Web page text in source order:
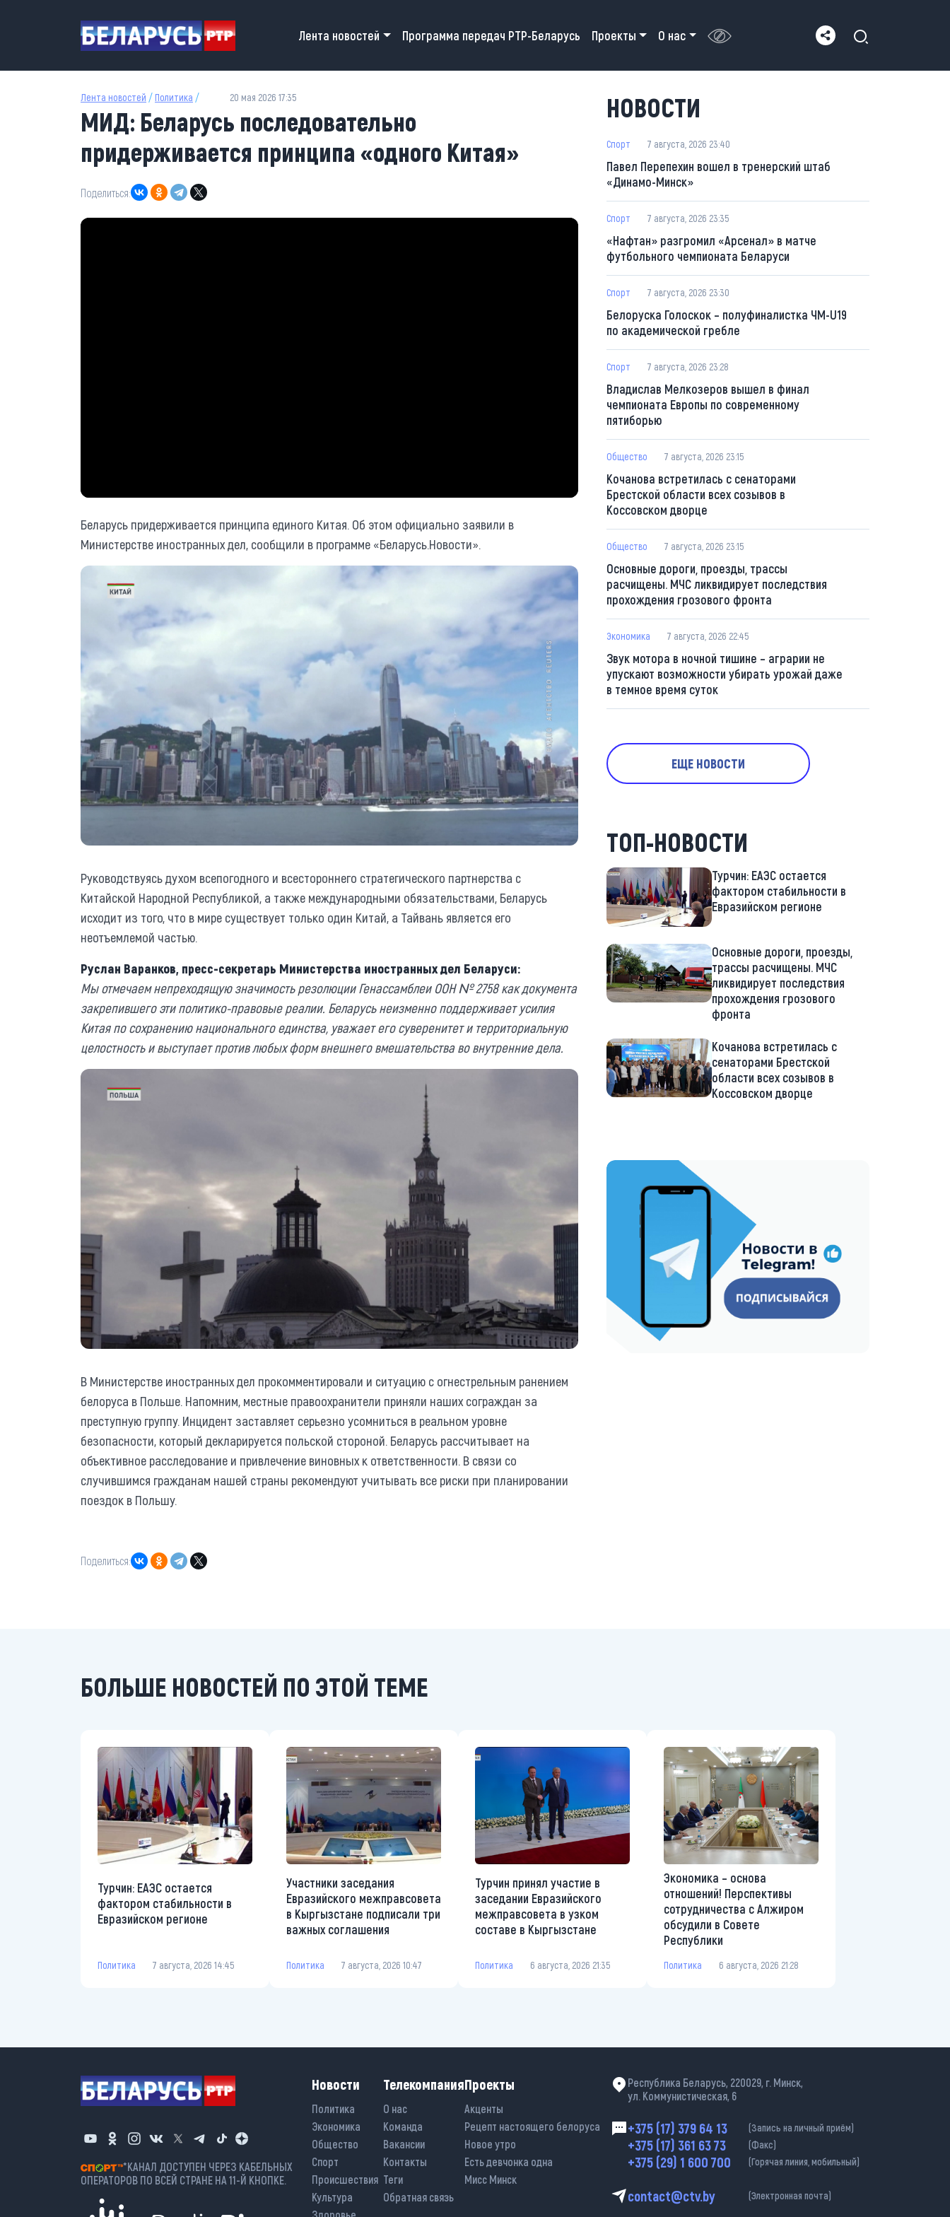
Main navigation
Лента новостей Программа передач РТР-Беларусь Проекты О нас
Лента новостей / Политика / 20 мая 2026 17:35
МИД: Беларусь последовательно
придерживается принципа «одного Китая»
Поделиться:
Беларусь придерживается принципа единого Китая. Об этом официально заявили в
Министерстве иностранных дел, сообщили в программе «Беларусь.Новости».
Руководствуясь духом всепогодного и всестороннего стратегического партнерства с
Китайской Народной Республикой, а также международными обязательствами, Беларусь
исходит из того, что в мире существует только один Китай, а Тайвань является его
неотъемлемой частью.
Руслан Варанков, пресс-секретарь Министерства иностранных дел Беларуси:
Мы отмечаем непреходящую значимость резолюции Генассамблеи ООН № 2758 как документа
закрепившего эти политико-правовые реалии. Беларусь неизменно поддерживает усилия
Китая по сохранению национального единства, уважает его суверенитет и территориальную
целостность и выступает против любых форм внешнего вмешательства во внутренние дела.
В Министерстве иностранных дел прокомментировали и ситуацию с огнестрельным ранением
белоруса в Польше. Напомним, местные правоохранители приняли наших сограждан за
преступную группу. Инцидент заставляет серьезно усомниться в реальном уровне
безопасности, который декларируется польской стороной. Беларусь рассчитывает на
объективное расследование и привлечение виновных к ответственности. В связи со
случившимся гражданам нашей страны рекомендуют учитывать все риски при планировании
поездок в Польшу.
Поделиться:
НОВОСТИ
Спорт 7 августа, 2026 23:40
Павел Перепехин вошел в тренерский штаб
«Динамо-Минск»
Спорт 7 августа, 2026 23:35
«Нафтан» разгромил «Арсенал» в матче
футбольного чемпионата Беларуси
Спорт 7 августа, 2026 23:30
Белоруска Голоскок – полуфиналистка ЧМ-U19
по академической гребле
Спорт 7 августа, 2026 23:28
Владислав Мелкозеров вышел в финал
чемпионата Европы по современному
пятиборью
Общество 7 августа, 2026 23:15
Кочанова встретилась с сенаторами
Брестской области всех созывов в
Коссовском дворце
Общество 7 августа, 2026 23:15
Основные дороги, проезды, трассы
расчищены. МЧС ликвидирует последствия
прохождения грозового фронта
Экономика 7 августа, 2026 22:45
Звук мотора в ночной тишине – аграрии не
упускают возможности убирать урожай даже
в темное время суток
ЕЩЕ НОВОСТИ
ТОП-НОВОСТИ
Турчин: ЕАЭС остается
фактором стабильности в
Евразийском регионе
Основные дороги, проезды,
трассы расчищены. МЧС
ликвидирует последствия
прохождения грозового
фронта
Кочанова встретилась с
сенаторами Брестской
области всех созывов в
Коссовском дворце
https://t.me/minskctvby
БОЛЬШЕ НОВОСТЕЙ ПО ЭТОЙ ТЕМЕ
Турчин: ЕАЭС остается
фактором стабильности в
Евразийском регионе
Политика 7 августа, 2026 14:45
Участники заседания
Евразийского межправсовета
в Кыргызстане подписали три
важных соглашения
Политика 7 августа, 2026 10:47
Турчин принял участие в
заседании Евразийского
межправсовета в узком
составе в Кыргызстане
Политика 6 августа, 2026 21:35
Экономика – основа
отношений! Перспективы
сотрудничества с Алжиром
обсудили в Совете
Республики
Политика 6 августа, 2026 21:28
*КАНАЛ ДОСТУПЕН ЧЕРЕЗ КАБЕЛЬНЫХ
ОПЕРАТОРОВ ПО ВСЕЙ СТРАНЕ НА 11-Й КНОПКЕ.
Новости
Политика
Экономика
Общество
Спорт
Происшествия
Культура
Телекомпания
О нас
Команда
Вакансии
Контакты
Теги
Обратная связь
Проекты
Акценты
Рецепт настоящего белоруса
Новое утро
Есть девчонка одна
Мисс Минск
Республика Беларусь, 220029, г. Минск,
ул. Коммунистическая, 6
+375 (17) 379 64 13 (Запись на личный приём)
+375 (17) 361 63 73 (Факс)
+375 (29) 1 600 700 (Горячая линия, мобильный)
contact@ctv.by (Электронная почта)